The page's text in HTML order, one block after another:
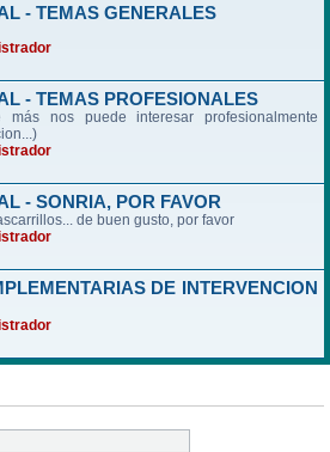
- TEMAS GENERALES
- TEMAS PROFESIONALES
más nos puede interesar profesionalmente
- SONRIA, POR FAVOR
de buen gusto, por favor
DE INTERVENCION